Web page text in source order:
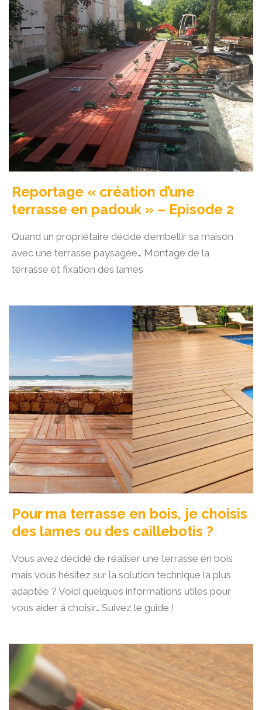
Reportage « création d’une
terrasse en padouk » – Episode 2
Quand un propriétaire décide d’embellir sa maison
avec une terrasse paysagée… Montage de la
terrasse et fixation des lames
Pour ma terrasse en bois, je choisis
des lames ou des caillebotis ?
Vous avez décidé de réaliser une terrasse en bois
mais vous hésitez sur la solution technique la plus
adaptée ? Voici quelques informations utiles pour
vous aider à choisir… Suivez le guide !